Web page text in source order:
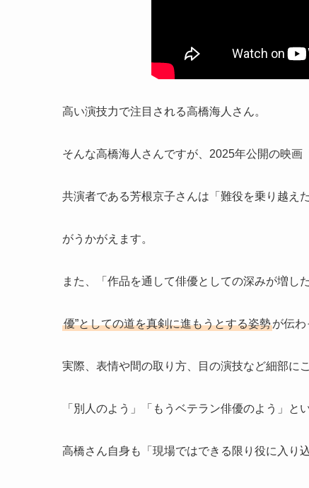
高い演技力で注目される高橋海人さん。
そんな高橋海人さんですが、2025年公開の映画
共演者である芳根京子さんは「難役を乗り越え
がうかがえます。
また、「作品を通して俳優としての深みが増し
優”としての道を真剣に進もうとする姿勢が伝わ
実際、表情や間の取り方、目の演技など細部に
「別人のよう」「もうベテラン俳優のよう」と
高橋さん自身も「現場ではできる限り役に入り